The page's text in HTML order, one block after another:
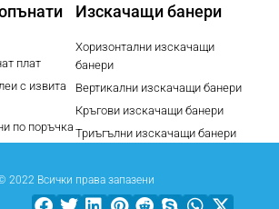
плат
с извита
по поръчка
Изскачащи банери
Хоризонтални изскачащи
банери
Вертикални изскачащи банери
Кръгови изскачащи банери
Триъгълни изскачащи банери
2022 Всички права запазени